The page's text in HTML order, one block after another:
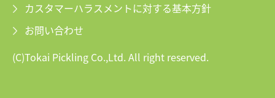
(C)Tokai Pickling Co.,Ltd. All right reserved.
カスタマーハラスメントに対する基本方針
お問い合わせ